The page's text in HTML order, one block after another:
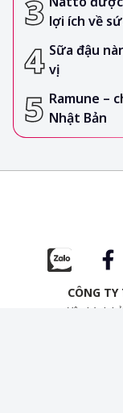
lợi ích về
Sữa đậu
vị
Ramune –
Nhật Bản
CÔNG
Vận hành